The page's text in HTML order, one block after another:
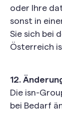
oder Ihre
sonst in
Sie sich bei
Österreich
12.
Die isn-
bei Bedarf